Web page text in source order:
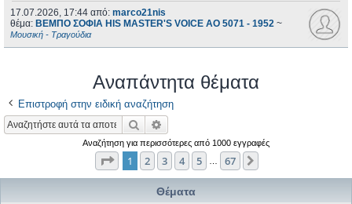
17.07.2026, 17:44 από: marco21nis
θέμα: ΒΕΜΠΟ ΣΟΦΙΑ HIS MASTER'S VOICE AO 5071 - 1952 ~
Μουσική - Τραγούδια
Αναπάντητα θέματα
Επιστροφή στην ειδική αναζήτηση
Αναζήτηση
Αναζήτηση για περισσότερες από 1000 εγγραφές
Σελίδα από67
1 2 3 4 5 67
Θέματα